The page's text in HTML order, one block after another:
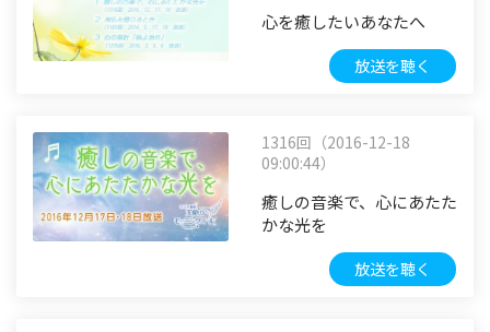
心を癒したいあなたへ
放送を聴く
1316回（2016-12-18
09:00:44）
癒しの音楽で、心にあたた
かな光を
放送を聴く